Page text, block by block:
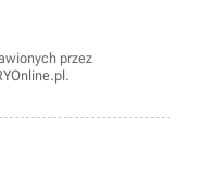
przez